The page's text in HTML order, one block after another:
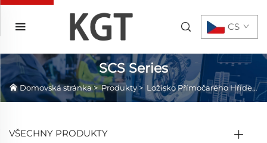
CS
SCS Series
Domovská stránka>Produkty> Ložisko Přímočarého Hřídele
VŠECHNY PRODUKTY